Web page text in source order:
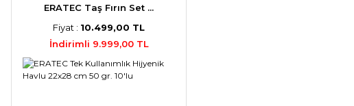
ERATEC Taş Fırın Set ...
Fiyat : 10.499,00 TL
İndirimli 9.999,00 TL